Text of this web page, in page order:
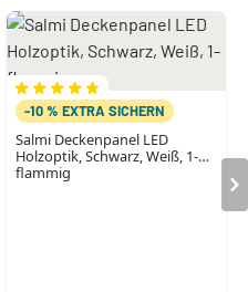
-10 % EXTRA SICHERN
Salmi Deckenpanel LED
Holzoptik, Schwarz, Weiß, 1-
flammig